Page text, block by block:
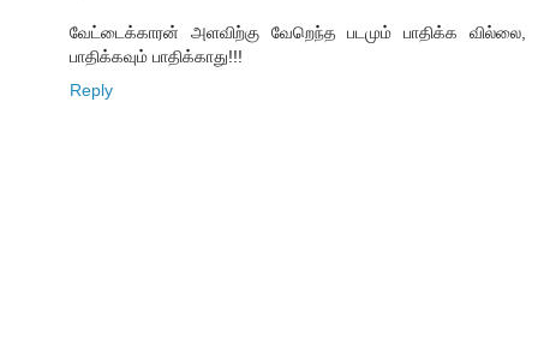
வேட்டைக்காரன் அளவிற்கு வேறெந்த படமும் பாதிக்க வில்லை,
பாதிக்கவும் பாதிக்காது!!!
Reply